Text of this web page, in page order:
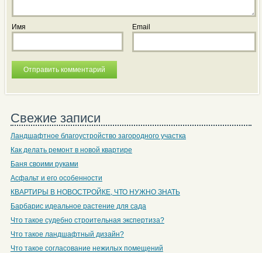
Имя Email
Свежие записи
Ландшафтное благоустройство загородного участка
Как делать ремонт в новой квартире
Баня своими руками
Асфальт и его особенности
КВАРТИРЫ В НОВОСТРОЙКЕ, ЧТО НУЖНО ЗНАТЬ
Барбарис идеальное растение для сада
Что такое судебно строительная экспертиза?
Что такое ландшафтный дизайн?
Что такое согласование нежилых помещений